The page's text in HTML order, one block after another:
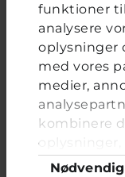
funktioner
analysere
oplysninger
med vores
medier,
kombinere
oplysninger,
de har
Samtykkevalg
Nødvendig
Valgmuligheder
Ja, flere gange
Ja, en enkelt
Nej, aldrig
FORRIGE